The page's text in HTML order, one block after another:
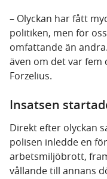
– Olyckan har fått
politiken, men för
omfattande än
även om det var fem
Forzelius.
Insatsen
Direkt efter olyckan
polisen inledde en
arbetsmiljöbrott,
vållande till annans